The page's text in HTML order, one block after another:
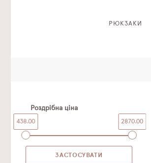
РЮКЗАКИ
Роздрібна ціна
438.00 2870.00